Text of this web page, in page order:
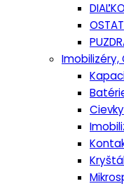
Imobilizéry,
Cievky